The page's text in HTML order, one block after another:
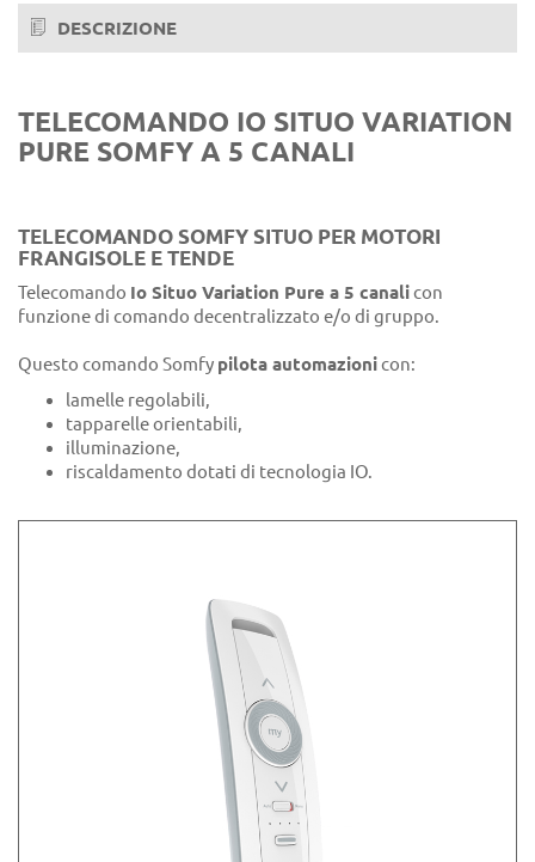
DESCRIZIONE
TELECOMANDO IO SITUO VARIATION
PURE SOMFY A 5 CANALI
TELECOMANDO SOMFY SITUO PER MOTORI
FRANGISOLE E TENDE
Telecomando Io Situo Variation Pure a 5 canalicon
funzione di comando decentralizzato e/o di gruppo.
Questo comando Somfy pilota automazionicon:
lamelle regolabili,
tapparelle orientabili,
illuminazione,
riscaldamento dotati di tecnologia IO.